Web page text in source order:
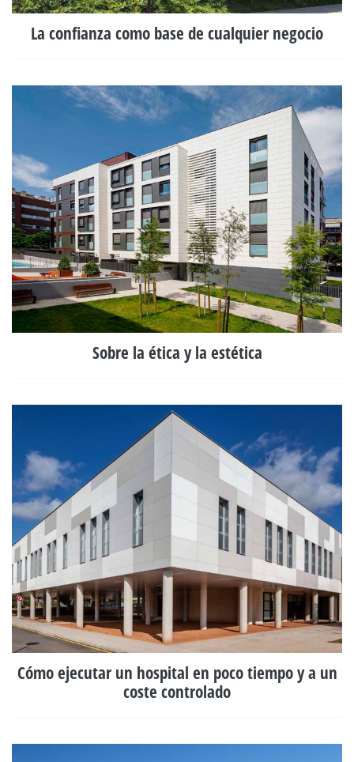
La confianza como base de cualquier negocio
Sobre la ética y la estética
Cómo ejecutar un hospital en poco tiempo y a un
coste controlado